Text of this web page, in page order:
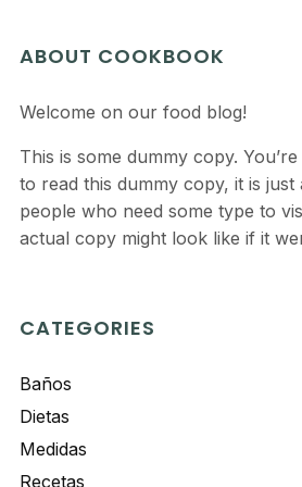
ABOUT COOKBOOK
Welcome on our food blog!
This is some dummy copy.
to read this dummy copy, it is
people who need some type to
actual copy might look like if it
CATEGORIES
Baños
Dietas
Medidas
Recetas